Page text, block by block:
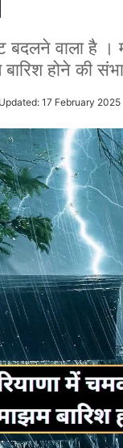
बदलने वाला है ।
होने की
17 February 2025